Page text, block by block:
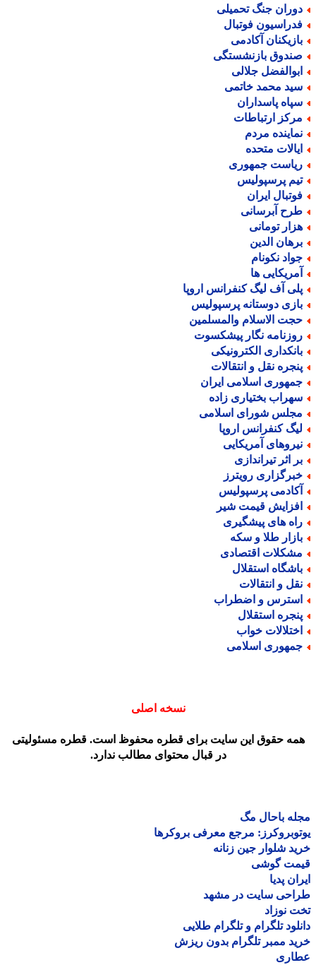
جنگ تحمیلی
فوتبال
آکادمی
بازنشستگی
جلالی
محمد خاتمی
پاسداران
ارتباطات
مردم
متحده
جمهوری
پرسپولیس
ایران
آبرسانی
تومانی
الدین
نکونام
ها
آف لیگ کنفرانس اروپا
دوستانه پرسپولیس
الاسلام والمسلمین
نگار پیشکسوت
الکترونیکی
نقل و انتقالات
اسلامی ایران
بختیاری زاده
شورای اسلامی
کنفرانس اروپا
آمریکایی
اثر تیراندازی
رویترز
پرسپولیس
قیمت شیر
های پیشگیری
طلا و سکه
اقتصادی
استقلال
و انتقالات
و اضطراب
استقلال
خواب
اسلامی
نسخه اصلی
حقوق این سایت برای قطره محفوظ است. قطره مسئولیتی
در قبال محتوای مطالب ندارد.
باحال مگ
مرجع معرفی بروکرها
شلوار جین زنانه
گوشی
پدیا
سایت در مشهد
نوزاد
تلگرام و تلگرام طلایی
ممبر تلگرام بدون ریزش